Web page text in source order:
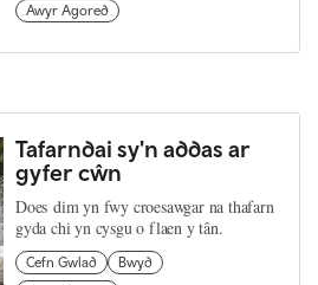
Awyr Agored
Tafarndai sy'n addas ar
gyfer cŵn
Does dim yn fwy croesawgar na thafarn
gyda chi yn cysgu o flaen y tân.
Cefn Gwlad
Bwyd